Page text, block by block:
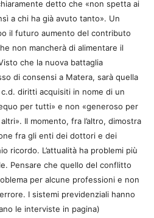
detto che «non spetta ai
a chi ha già avuto tanto». Un
il futuro aumento del contributo
non mancherà di alimentare il
che la nuova battaglia
di consensi a Matera, sarà quella
diritti acquisiti in nome di un
per tutti» e non «generoso per
Il momento, fra l’altro, dimostra
fra gli enti dei dottori e dei
ricordo. L’attualità ha problemi più
Pensare che quello del conflitto
per alcune professioni e non
I sistemi previdenziali hanno
le interviste in pagina)